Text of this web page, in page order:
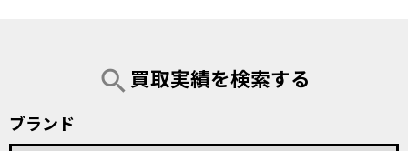
search買取実績を検索する
ブランド